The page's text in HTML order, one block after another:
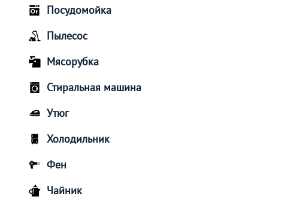
Посудомойка
Пылесос
Мясорубка
Стиральная машина
Утюг
Холодильник
Фен
Чайник